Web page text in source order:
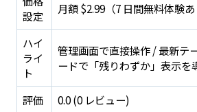
設定
月額 $2.99（7 日間無料体験あ
ハイ
ライ
ト
管理画面で直接操作 / 最新テ
ードで「残りわずか」表示を
評価
0.0 (0 レビュー)